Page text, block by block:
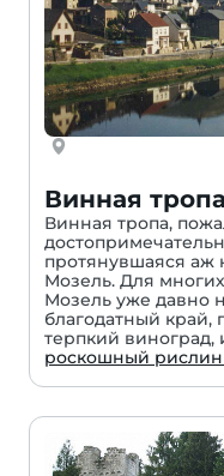
Винная
Винная тропа,
протянувшаяся аж
Мозель. Для
Мозель уже давно
благодатный край,
терпкий виноград,
роскошный